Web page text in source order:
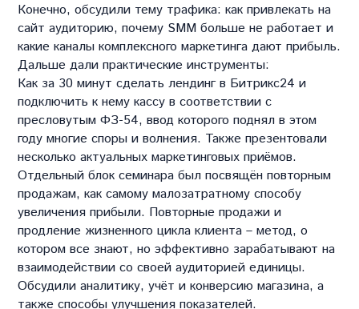
Конечно, обсудили тему трафика: как привлекать на
сайт аудиторию, почему SMM больше не работает и
какие каналы комплексного маркетинга дают прибыль.
Дальше дали практические инструменты:
Как за 30 минут сделать лендинг в Битрикс24 и
подключить к нему кассу в соответствии с
пресловутым ФЗ-54, ввод которого поднял в этом
году многие споры и волнения. Также презентовали
несколько актуальных маркетинговых приёмов.
Отдельный блок семинара был посвящён повторным
продажам, как самому малозатратному способу
увеличения прибыли. Повторные продажи и
продление жизненного цикла клиента – метод, о
котором все знают, но эффективно зарабатывают на
взаимодействии со своей аудиторией единицы.
Обсудили аналитику, учёт и конверсию магазина, а
также способы улучшения показателей.